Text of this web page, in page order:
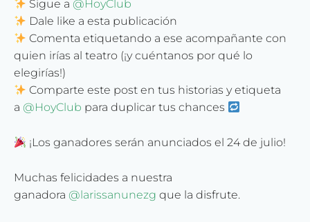
Sigue a @HoyClub
Dale like a esta publicación
Comenta etiquetando a ese acompañante con
quien irías al teatro (¡y cuéntanos por qué lo
elegirías!)
Comparte este post en tus historias y etiqueta
a @HoyClub para duplicar tus chances
¡Los ganadores serán anunciados el 24 de julio!
Muchas felicidades a nuestra
ganadora @larissanunezg que la disfrute.